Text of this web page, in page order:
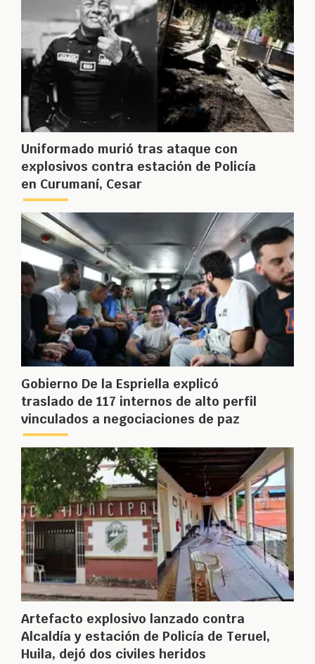
Uniformado murió tras ataque con
explosivos contra estación de Policía
en Curumaní, Cesar
Gobierno De la Espriella explicó
traslado de 117 internos de alto perfil
vinculados a negociaciones de paz
Artefacto explosivo lanzado contra
Alcaldía y estación de Policía de Teruel,
Huila, dejó dos civiles heridos